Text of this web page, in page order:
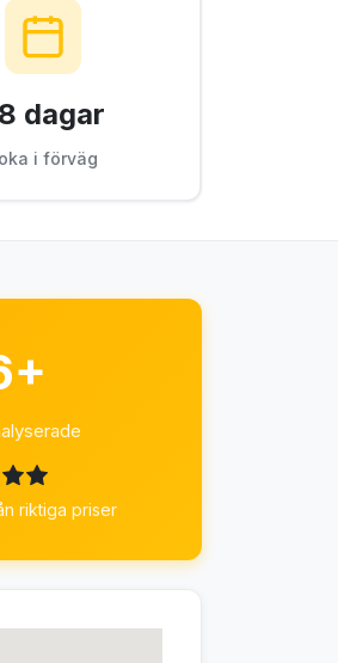
dagar
i förväg
riktiga priser